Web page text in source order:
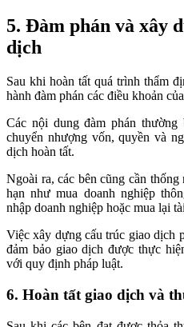
5. Đàm phán và xây
dịch
Sau khi hoàn tất quá trình thẩm
hành đàm phán các điều khoản
Các nội dung đàm phán
chuyển nhượng vốn, quyền và
dịch hoàn tất.
Ngoài ra, các bên cũng cần
hạn như mua doanh nghiệp
nhập doanh nghiệp hoặc mua lại
Việc xây dựng cấu trúc giao dịch
đảm bảo giao dịch được thực
với quy định pháp luật.
6. Hoàn tất giao dịch và